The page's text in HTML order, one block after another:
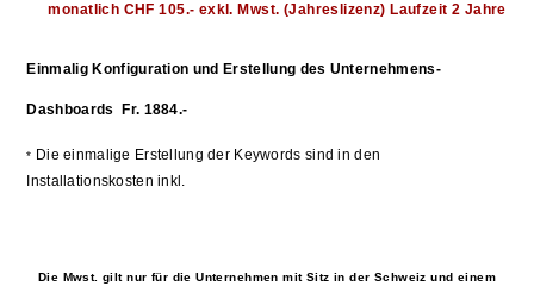
monatlich CHF 105.- exkl. Mwst. (Jahreslizenz) Laufzeit 2 Jahre
Einmalig Konfiguration und Erstellung des Unternehmens-
Dashboards Fr. 1884.-
* Die einmalige Erstellung der Keywords sind in den
Installationskosten inkl.
Die Mwst. gilt nur für die Unternehmen mit Sitz in der Schweiz und einem